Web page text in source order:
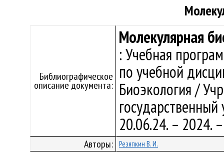
Библиографическое
описание документа:
Молекулярная
: Учебная
по учебной
Биоэкология /
20.06.24. –
Авторы: Резяпкин В. И.